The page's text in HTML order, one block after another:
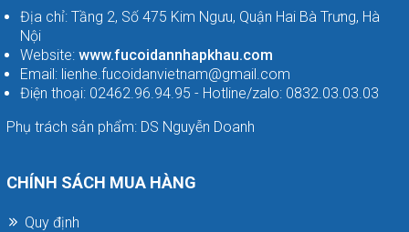
Địa chỉ: Tầng 2, Số 475 Kim Ngưu, Quận Hai Bà Trưng, Hà
Nội
Website: www.fucoidannhapkhau.com
Email: lienhe.fucoidanvietnam@gmail.com
Điện thoại: 02462.96.94.95 - Hotline/zalo: 0832.03.03.03
Phụ trách sản phẩm: DS Nguyễn Doanh
CHÍNH SÁCH MUA HÀNG
Quy định